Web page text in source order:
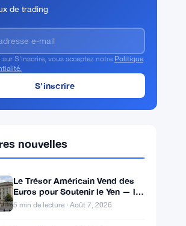
de trading
sur S'inscrire, vous acceptez notre Politique
nouvelles
Le Trésor Américain Vend des
Euros pour Soutenir le Yen — la
BCE Informée Après Coup
5 min de lecture · Août 7, 2026